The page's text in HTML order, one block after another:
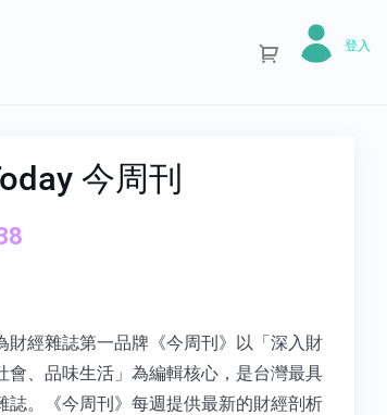
登入
今周刊
財經雜誌第一品牌《今周刊》以「深入財
會、品味生活」為編輯核心，是台灣最具
誌。《今周刊》每週提供最新的財經剖析